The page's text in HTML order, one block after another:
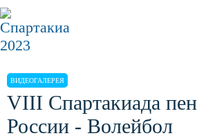
ВИДЕОГАЛЕРЕЯ
VIII Спартакиада
России - Волейбол